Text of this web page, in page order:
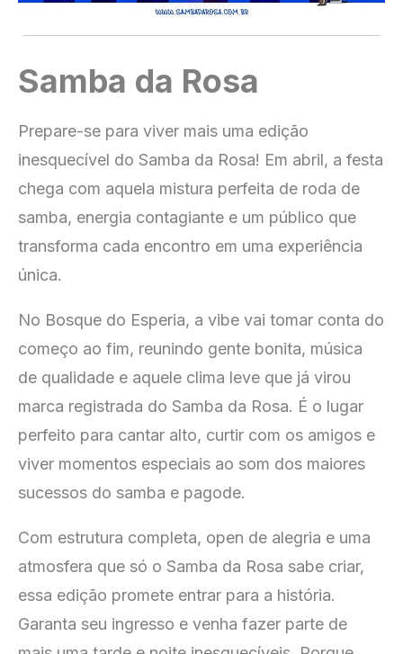
Samba da Rosa
Prepare-se para viver mais uma edição
inesquecível do Samba da Rosa! Em abril, a festa
chega com aquela mistura perfeita de roda de
samba, energia contagiante e um público que
transforma cada encontro em uma experiência
única.
No Bosque do Esperia, a vibe vai tomar conta do
começo ao fim, reunindo gente bonita, música
de qualidade e aquele clima leve que já virou
marca registrada do Samba da Rosa. É o lugar
perfeito para cantar alto, curtir com os amigos e
viver momentos especiais ao som dos maiores
sucessos do samba e pagode.
Com estrutura completa, open de alegria e uma
atmosfera que só o Samba da Rosa sabe criar,
essa edição promete entrar para a história.
Garanta seu ingresso e venha fazer parte de